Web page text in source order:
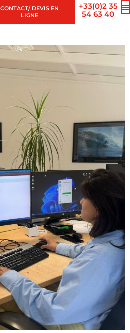
CONTACT/ DEVIS EN
LIGNE
+33(0)2 35
54 63 40